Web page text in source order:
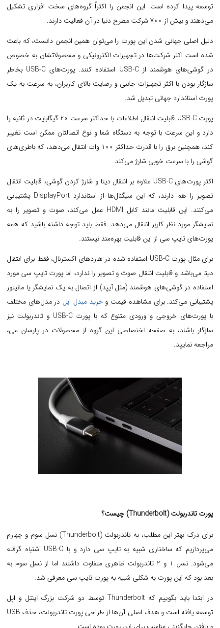
توسعه پیدا کرده است. این انجمن را اکثراً گروه‌های سخت افزاری تشکیل
می‌دهند و بیش از 700 شرکت مطرح دنیا در آن فعالیت دارند.
دلیل اصلی جهانی شدن این پورت را می‌توان همین انجمن دانست، که باعث
شده است اکثر شرکت‌ها در تجهیزات الکترونیکی و محصولاتشان به خصوص
در گوشی‌های هوشمند از USB-C استفاده کنند. پورت‌های USB-C بخاطر
سازگار بودن با اکثر تجهیزات جانبی و رضایت بالای کاربران، به سرعت به یک
پورت استاندارد جهانی تبدیل شد.
پورت USB-C قابلیت انتقال اطلاعات با حداکثر سرعت 20 گیگابایت در ثانیه را
دارد و این سرعت با توجه به دستگاه شما و نوع اتصالتان ممکن است تغییر
کند، همچنین برق را با قدرت حداکثر 100 وات انتقال می‌دهد، که باطری‌های
گوشی را با سرعت خوبی شارژ می‌کند.
اکثر پورت‌های USB-C علاوه بر انتقال دیتا و شارژ کردن گوشی، قابلیت انتقال
تصویر را هم دارند، که این سیگنال‌ها از استاندارد DisplayPort پشتیبانی
می‌کنند. این قابلیت مانند کابل HDMI عمل می‌کند، صوت و تصویر را به
نمایشگر مورد نظر کاربر انتقال می‌دهد. فقط باید توجه داشته باشید که همه
پورت‌های تایپ سی از این قابلیت بهره‌مند نیستند.
برای مثال پورت USB-C استفاده شده در هاردهای اکسترنال، فقط برای انتقال
دیتا می‌باشد و قابلیت انتقال صوت و تصویر را ندارد، اما پورت تایپ سی مورد
استفاده در گوشی‌های هوشمند (مثل آیپد) از اتصال به یک نمایشگر یا مانیتور
پشتیبانی می‌کند. برای مشاهده قیمت و خرید مبدل اپل در مدل‌های مختلف
با پورت‌های خروجی و ورودی متنوع که با پورت USB-C و تاندربولت نیز
سازگار باشند، به صفحه اختصاصی این گروه از محصولات در پارسان می،
مراجعه نمایید.
پورت تاندربولت (Thunderbolt) چیست؟
برای درک بهتر این مطلب، به تاندربولت (Thunderbolt) نسل سوم و چهارم
می‌پردازیم که ساختاری شبیه به تایپ سی دارد و با USB-C اشتباه گرفته
می‌شود. نسل 1 و 2 تاندربولت ظاهری متفاوت داشتند اما از نسل سوم به
بعد بود که این پورت به شکلی شبیه به پورت تایپ سی معرفی شد.
در ابتدا باید بگوییم که Thunderbolt توسط دو شرکت بزرگ اینتل و اپل
توسعه یافته است و هدف اصلی آن‌ها از طراحی پورت تاندربولت، حذف USB